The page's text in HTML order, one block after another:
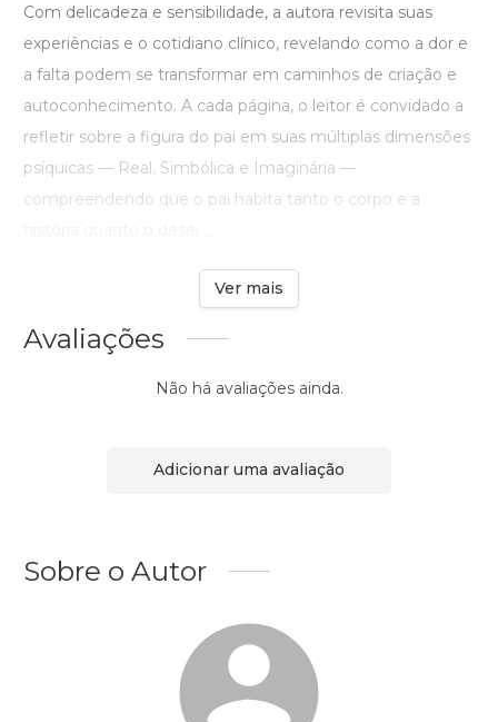
Com delicadeza e sensibilidade, a autora revisita suas
experiências e o cotidiano clínico, revelando como a dor e
a falta podem se transformar em caminhos de criação e
autoconhecimento. A cada página, o leitor é convidado a
refletir sobre a figura do pai em suas múltiplas dimensões
psíquicas — Real, Simbólica e Imaginária —
compreendendo que o pai habita tanto o corpo e a
Ver mais
Avaliações
Não há avaliações ainda.
Adicionar uma avaliação
Sobre o Autor